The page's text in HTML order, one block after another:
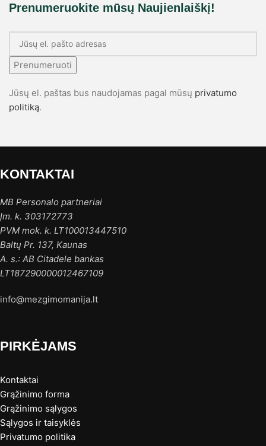
Prenumeruokite mūsų Naujienlaiškį!
Prenumeruoti
Jūsų el. paštas bus naudojamas pagal mūsų privatumo
politiką.
KONTAKTAI
MB Personalo partneriai
Įm. k. 303172773
PVM mok. k. LT100013447510
Baltų Pr. 137, Kaunas
A. s.: AB Citadele bankas
LT187290000012467109
info@mezgimomanija.lt
PIRKĖJAMS
Kontaktai
Grąžinimo forma
Grąžinimo sąlygos
Sąlygos ir taisyklės
Privatumo politika